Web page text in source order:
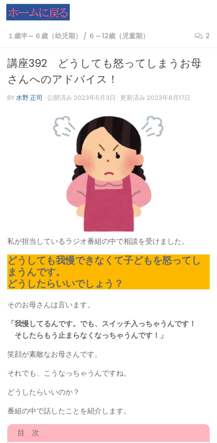
コンテンツへスキップ
１歳半～６歳（幼児期） / ６～12歳（児童期） 2
講座392 どうしても怒ってしまうお母
さんへのアドバイス！
BY水野 正司 · 公開済み 2023年5月3日 · 更新済み 2023年8月17日
私が担当しているラジオ番組の中で相談を受けました。
どうしても我慢できなくて子どもを怒ってし
まうんです。
どうしたらいいでしょう？
そのお母さんは言います。
「我慢してるんです。でも、スイッチ入っちゃうんです！
そしたらもう止まらなくなっちゃうんです！」
笑顔が素敵なお母さんです。
それでも、こうなっちゃうんですね。
どうしたらいいのか？
番組の中で話したことを紹介します。
目 次